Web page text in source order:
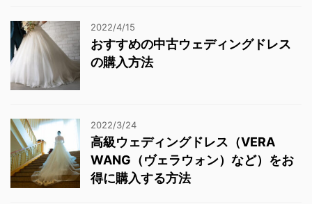
2022/4/15
おすすめの中古ウェディングドレス
の購入方法
2022/3/24
高級ウェディングドレス（VERA
WANG（ヴェラウォン）など）をお
得に購入する方法